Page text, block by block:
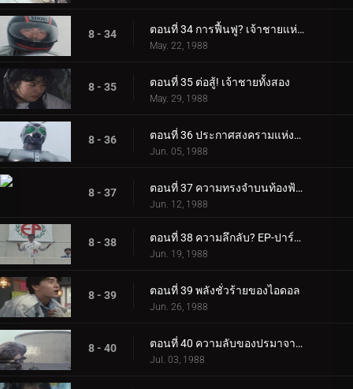
8 - 34 ตอนที่ 34 การฟื้นฟู? เจ้าชายแห่งนรก
May. 22, 1988
8 - 35 ตอนที่ 35 ต่อสู้! เจ้าชายทั้งสอง
May. 29, 1988
8 - 36 ตอนที่ 36 ประกาศสงครามแห่งความรักและความตาย
Jun. 05, 1988
8 - 37 ตอนที่ 37 ความทรงจำบนท้องฟ้ายูบาริ
Jun. 12, 1988
8 - 38 ตอนที่ 38 ความลึกลับ? EP-ปาร์ตี้บอยสควอด
Jun. 19, 1988
8 - 39 ตอนที่ 39 พลังชั่วร้ายของไอดอล
Jun. 26, 1988
8 - 40 ตอนที่ 40 ความลับของปรมาจารย์คาราเต้
Jul. 03, 1988